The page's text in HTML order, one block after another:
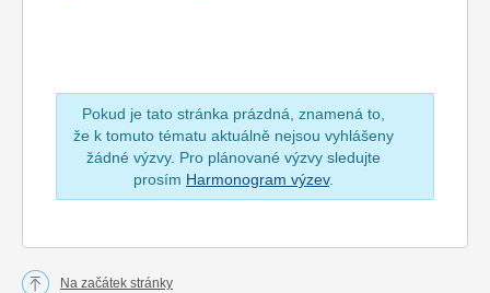
Pokud je tato stránka prázdná, znamená to,
že k tomuto tématu aktuálně nejsou vyhlášeny
žádné výzvy. Pro plánované výzvy sledujte
prosím Harmonogram výzev.
Na začátek stránky